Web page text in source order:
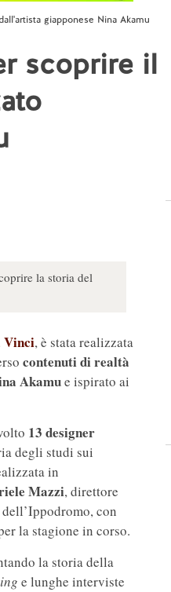
giapponese Nina Akamu
scoprire il
la storia del
Vinci, è stata realizzata
contenuti di realtà
Akamue ispirato ai
13 designer
degli studi sui
in
Mazzi, direttore
con
la stagione in corso.
la storia della
e lunghe interviste